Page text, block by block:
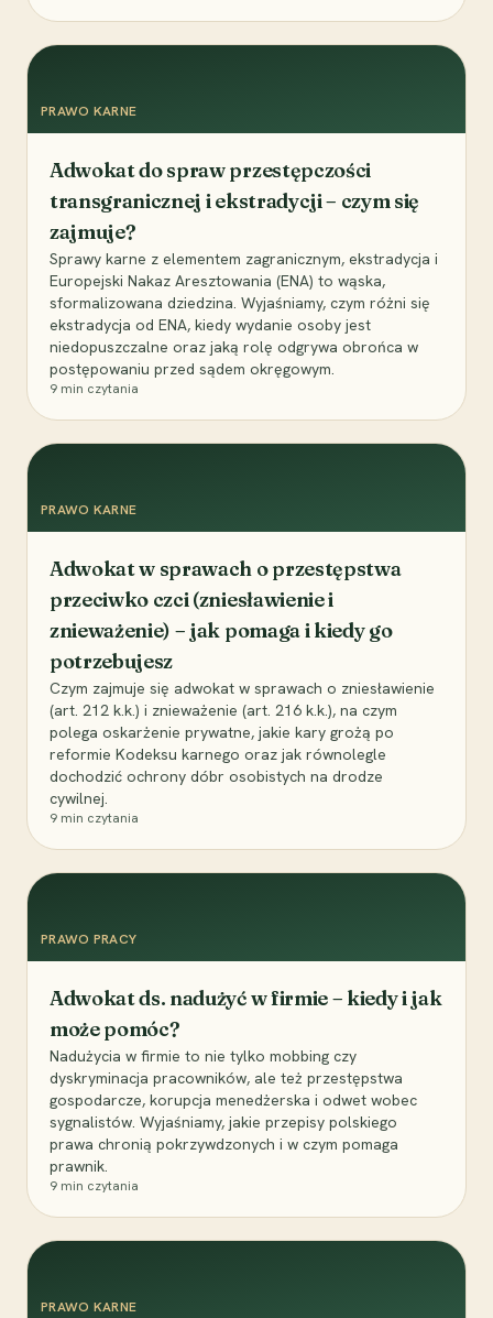
PRAWO KARNE
Adwokat do spraw przestępczości
transgranicznej i ekstradycji – czym się
zajmuje?
Sprawy karne z elementem zagranicznym, ekstradycja i
Europejski Nakaz Aresztowania (ENA) to wąska,
sformalizowana dziedzina. Wyjaśniamy, czym różni się
ekstradycja od ENA, kiedy wydanie osoby jest
niedopuszczalne oraz jaką rolę odgrywa obrońca w
postępowaniu przed sądem okręgowym.
9 min czytania
PRAWO KARNE
Adwokat w sprawach o przestępstwa
przeciwko czci (zniesławienie i
znieważenie) – jak pomaga i kiedy go
potrzebujesz
Czym zajmuje się adwokat w sprawach o zniesławienie
(art. 212 k.k.) i znieważenie (art. 216 k.k.), na czym
polega oskarżenie prywatne, jakie kary grożą po
reformie Kodeksu karnego oraz jak równolegle
dochodzić ochrony dóbr osobistych na drodze
cywilnej.
9 min czytania
PRAWO PRACY
Adwokat ds. nadużyć w firmie – kiedy i jak
może pomóc?
Nadużycia w firmie to nie tylko mobbing czy
dyskryminacja pracowników, ale też przestępstwa
gospodarcze, korupcja menedżerska i odwet wobec
sygnalistów. Wyjaśniamy, jakie przepisy polskiego
prawa chronią pokrzywdzonych i w czym pomaga
prawnik.
9 min czytania
PRAWO KARNE